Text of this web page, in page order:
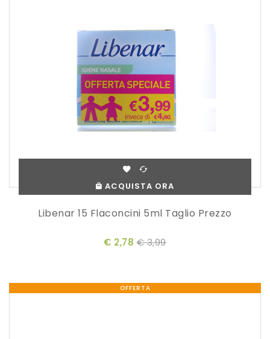
ACQUISTA ORA
Libenar 15 Flaconcini 5ml Taglio Prezzo
€ 2,78 € 3,99
OFFERTA